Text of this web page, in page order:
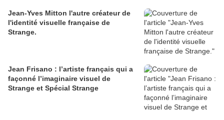
Jean-Yves Mitton l'autre créateur de
l'identité visuelle française de
Strange.
Jean Frisano : l’artiste français qui a
façonné l’imaginaire visuel de
Strange et Spécial Strange